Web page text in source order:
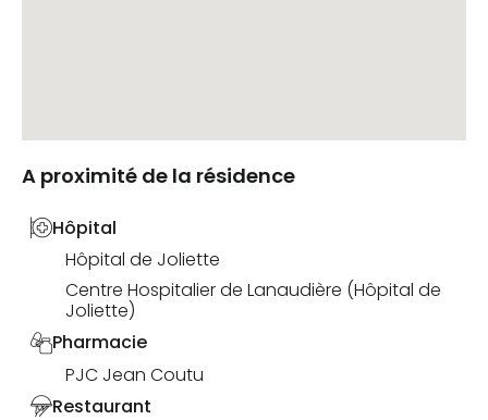
A proximité de la résidence
Hôpital
Hôpital de Joliette
Centre Hospitalier de Lanaudière (Hôpital de
Joliette)
Pharmacie
PJC Jean Coutu
Restaurant